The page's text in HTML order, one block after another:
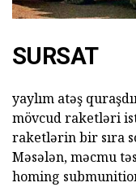
SURSAT
yaylım atəş
mövcud raketləri
raketlərin bir sıra
Məsələn, məcmu
homing